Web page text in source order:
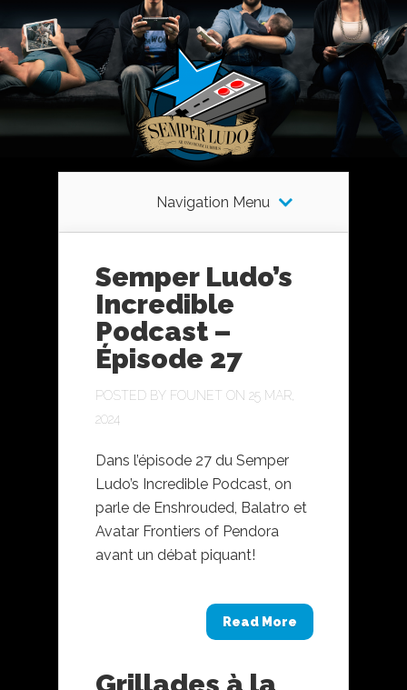
Navigation Menu
Semper Ludo’s
Incredible
Podcast –
Épisode 27
POSTED BY FOUNET ON 25 MAR,
2024
Dans l’épisode 27 du Semper
Ludo’s Incredible Podcast, on
parle de Enshrouded, Balatro et
Avatar Frontiers of Pendora
avant un débat piquant!
Read More